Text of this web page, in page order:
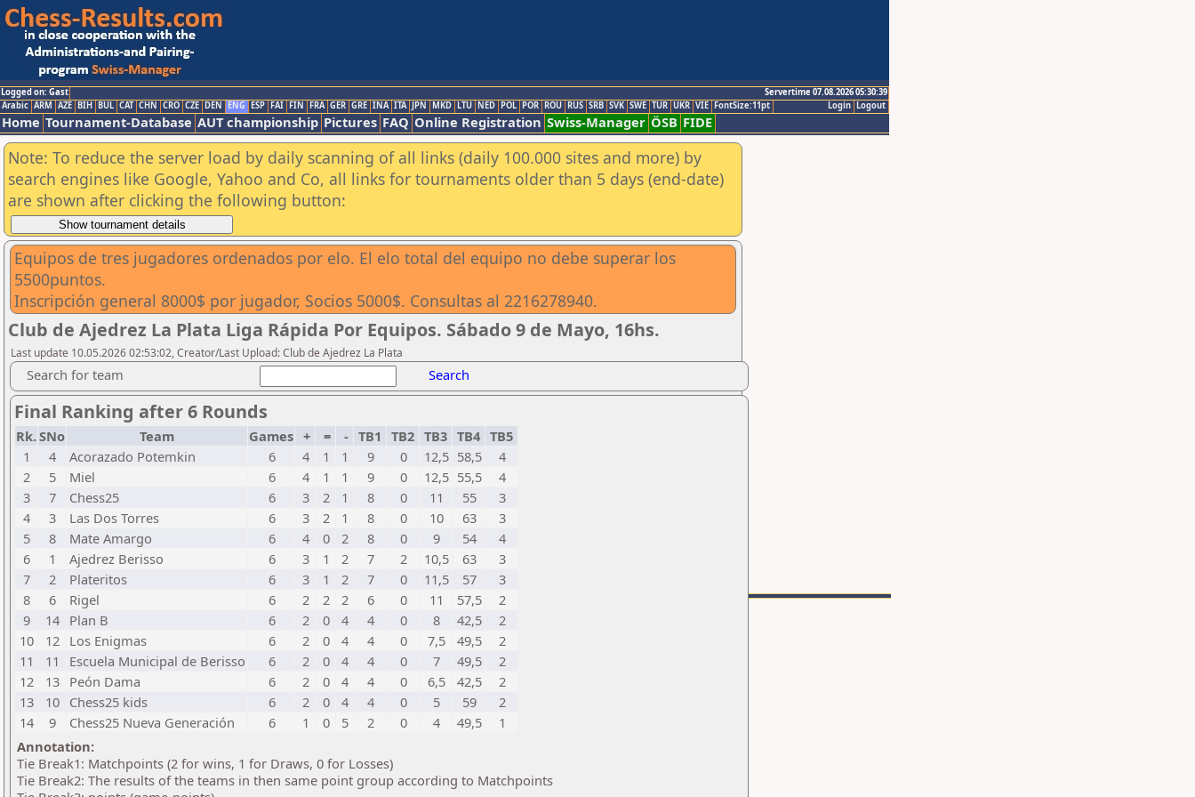
Logged on: Gast
Servertime 07.08.2026 05:30:39
Logout
Login
Arabic ARM AZE BIH BUL CAT CHN CRO CZE DEN ENG ESP FAI FIN FRA GER GRE INA ITA JPN MKD LTU NED POL POR ROU RUS SRB SVK SWE TUR UKR VIE FontSize:11pt
Home Tournament-Database AUT championship Pictures FAQ Online Registration Swiss-Manager ÖSB FIDE
Note: To reduce the server load by daily scanning of all links (daily 100.000 sites and more) by
search engines like Google, Yahoo and Co, all links for tournaments older than 5 days (end-date)
are shown after clicking the following button:
Equipos de tres jugadores ordenados por elo. El elo total del equipo no debe superar los
5500puntos.
Inscripción general 8000$ por jugador, Socios 5000$. Consultas al 2216278940.
Club de Ajedrez La Plata Liga Rápida Por Equipos. Sábado 9 de Mayo, 16hs.
Last update 10.05.2026 02:53:02, Creator/Last Upload: Club de Ajedrez La Plata
Search for team Search
Final Ranking after 6 Rounds
Rk.SNo Team Games + = - TB1 TB2 TB3 TB4 TB5
1
4 Acorazado Potemkin 6 4 1 1 9 0 12,5 58,5
4
2
5 Miel 6 4 1 1 9 0 12,5 55,5
4
3
7 Chess25 6 3 2 1 8 0 11 55
3
4
3 Las Dos Torres 6 3 2 1 8 0 10 63
3
5
8 Mate Amargo 6 4 0 2 8 0 9 54
4
6
1 Ajedrez Berisso 6 3 1 2 7 2 10,5 63
3
7
2 Plateritos 6 3 1 2 7 0 11,5 57
3
8
6 Rigel 6 2 2 2 6 0 11 57,5
2
9
14 Plan B 6 2 0 4 4 0 8 42,5
2
10
12 Los Enigmas 6 2 0 4 4 0 7,5 49,5
2
11
11 Escuela Municipal de Berisso 6 2 0 4 4 0 7 49,5
2
12
13 Peón Dama 6 2 0 4 4 0 6,5 42,5
2
13
10 Chess25 kids 6 2 0 4 4 0 5 59
2
14
9 Chess25 Nueva Generación 6 1 0 5 2 0 4 49,5
1
Annotation:
Tie Break1: Matchpoints (2 for wins, 1 for Draws, 0 for Losses)
Tie Break2: The results of the teams in then same point group according to Matchpoints